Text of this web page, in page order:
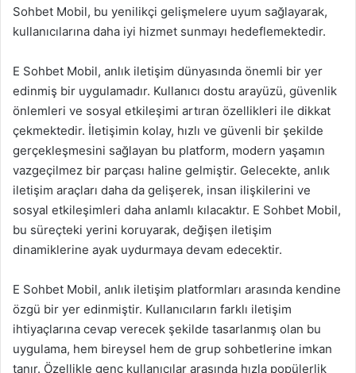
Sohbet Mobil, bu yenilikçi gelişmelere uyum sağlayarak,
kullanıcılarına daha iyi hizmet sunmayı hedeflemektedir.
E Sohbet Mobil, anlık iletişim dünyasında önemli bir yer
edinmiş bir uygulamadır. Kullanıcı dostu arayüzü, güvenlik
önlemleri ve sosyal etkileşimi artıran özellikleri ile dikkat
çekmektedir. İletişimin kolay, hızlı ve güvenli bir şekilde
gerçekleşmesini sağlayan bu platform, modern yaşamın
vazgeçilmez bir parçası haline gelmiştir. Gelecekte, anlık
iletişim araçları daha da gelişerek, insan ilişkilerini ve
sosyal etkileşimleri daha anlamlı kılacaktır. E Sohbet Mobil,
bu süreçteki yerini koruyarak, değişen iletişim
dinamiklerine ayak uydurmaya devam edecektir.
E Sohbet Mobil, anlık iletişim platformları arasında kendine
özgü bir yer edinmiştir. Kullanıcıların farklı iletişim
ihtiyaçlarına cevap verecek şekilde tasarlanmış olan bu
uygulama, hem bireysel hem de grup sohbetlerine imkan
tanır. Özellikle genç kullanıcılar arasında hızla popülerlik